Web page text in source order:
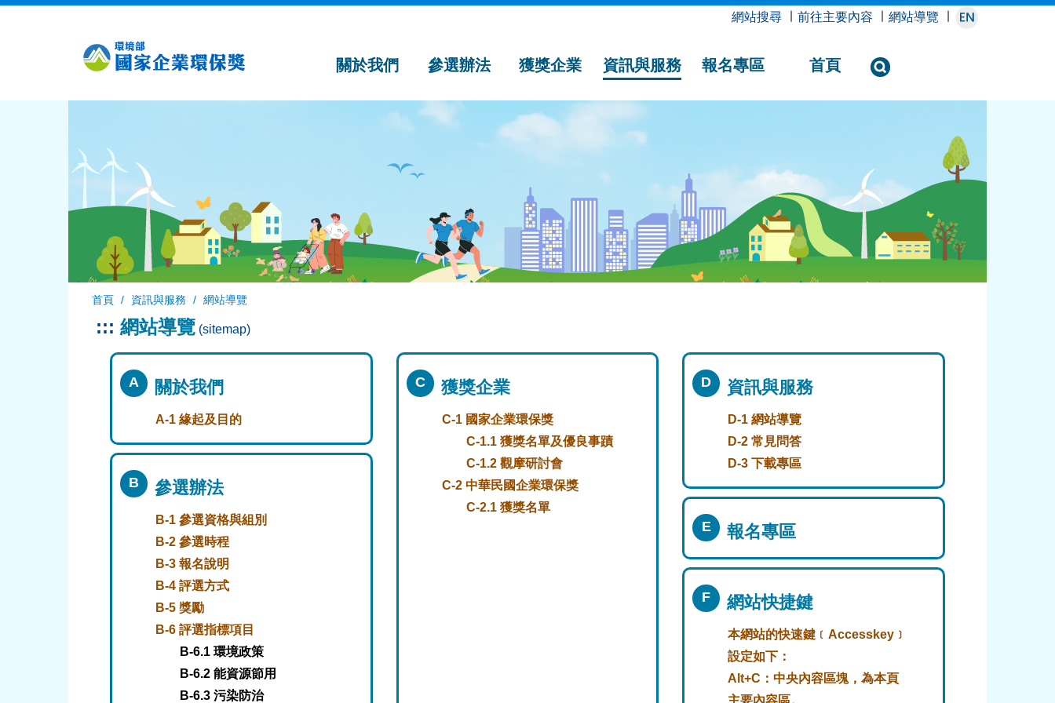
跳
網站搜尋 前往主要內容 網站導覽
關於我們 參選辦法 獲獎企業 資訊與服務 報名專區 首頁
首頁 資訊與服務 網站導覽
::: 網站導覽 (sitemap)
A 關於我們
A-1 緣起及目的
B 參選辦法
B-1 參選資格與組別
B-2 參選時程
B-3 報名說明
B-4 評選方式
B-5 獎勵
B-6 評選指標項目
B-6.1 環境政策
B-6.2 能資源節用
B-6.3 污染防治
C 獲獎企業
C-1 國家企業環保獎
C-1.1 獲獎名單及優良事蹟
C-1.2 觀摩研討會
C-2 中華民國企業環保獎
C-2.1 獲獎名單
D 資訊與服務
D-1 網站導覽
D-2 常見問答
D-3 下載專區
E 報名專區
F 網站快捷鍵
本網站的快速鍵﹝Accesskey﹞
設定如下：
Alt+C：中央內容區塊，為本頁
主要內容區。